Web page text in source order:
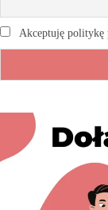
Akceptuję politykę